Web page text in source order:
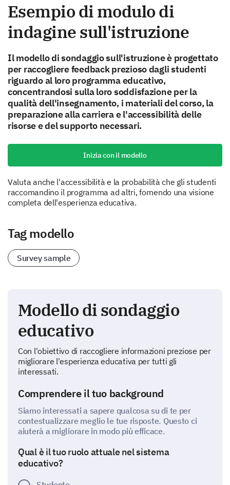
Esempio di modulo di
indagine sull'istruzione
Il modello di sondaggio sull'istruzione è progettato
per raccogliere feedback prezioso dagli studenti
riguardo al loro programma educativo,
concentrandosi sulla loro soddisfazione per la
qualità dell'insegnamento, i materiali del corso, la
preparazione alla carriera e l'accessibilità delle
risorse e del supporto necessari.
Inizia con il modello
Valuta anche l'accessibilità e la probabilità che gli studenti
raccomandino il programma ad altri, fornendo una visione
completa dell'esperienza educativa.
Tag modello
Survey sample
Modello di sondaggio
educativo
Con l'obiettivo di raccogliere informazioni preziose per
migliorare l'esperienza educativa per tutti gli
interessati.
Comprendere il tuo background
Siamo interessati a sapere qualcosa su di te per
contestualizzare meglio le tue risposte. Questo ci
aiuterà a migliorare in modo più efficace.
Qual è il tuo ruolo attuale nel sistema
educativo?